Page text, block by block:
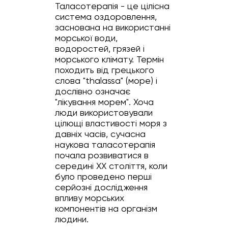
Таласотерапія - це цілісна
система оздоровлення,
заснована на використанні
морської води,
водоростей, грязей і
морського клімату. Термін
походить від грецького
слова "thalassa" (море) і
дослівно означає
"лікування морем". Хоча
люди використовували
цілющі властивості моря з
давніх часів, сучасна
наукова таласотерапія
почала розвиватися в
середині XX століття, коли
було проведено перші
серйозні дослідження
впливу морських
компонентів на організм
людини.